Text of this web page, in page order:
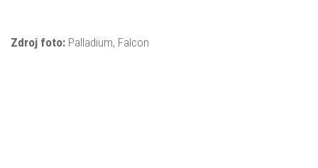
Zdroj foto: Palladium, Falcon